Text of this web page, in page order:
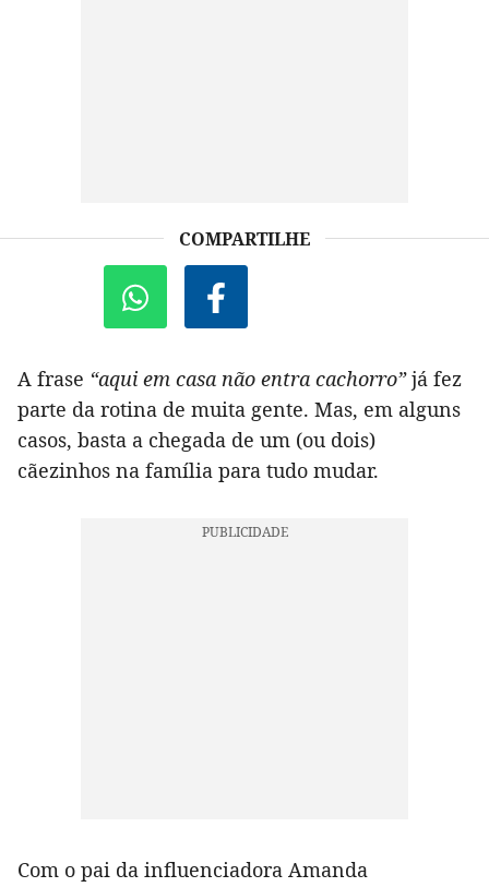
COMPARTILHE
A frase “aqui em casa não entra cachorro”já fez
parte da rotina de muita gente. Mas, em alguns
casos, basta a chegada de um (ou dois)
cãezinhos na família para tudo mudar.
Com o pai da influenciadora Amanda